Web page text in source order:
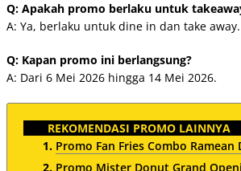
Q: Apakah promo berlaku untuk
A: Ya, berlaku untuk dine in dan take away.
Q: Kapan promo ini berlangsung?
A: Dari 6 Mei 2026 hingga 14 Mei 2026.
REKOMENDASI PROMO LAINNYA
Promo Fan Fries Combo Ramean
Promo Mister Donut Grand